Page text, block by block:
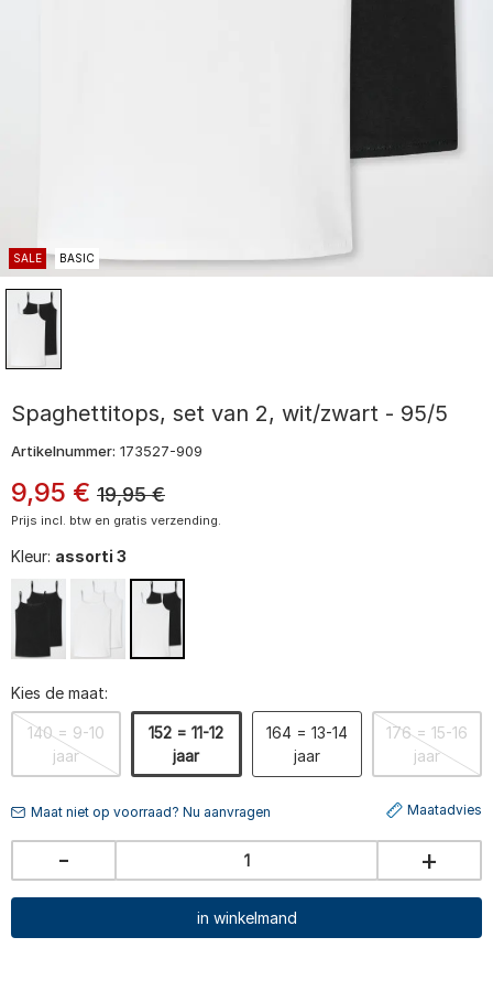
SALE BASIC
Spaghettitops, set van 2, wit/zwart - 95/5
Artikelnummer: 173527-909
9,95 € 19,95 €
Prijs incl. btw en gratis verzending.
Kleur: assorti 3
Kies de maat:
140 = 9-10
jaar
152 = 11-12
jaar
164 = 13-14
jaar
176 = 15-16
jaar
Maat niet op voorraad? Nu aanvragen Maatadvies
- +
in winkelmand